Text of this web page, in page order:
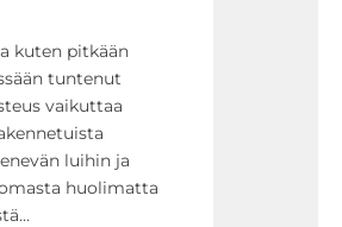
kuten pitkään
tuntenut
vaikuttaa
luihin ja
huolimatta